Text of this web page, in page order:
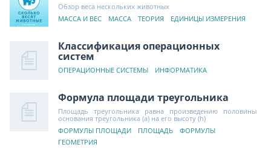
Обзор веса нескольких животных
МАССА И ВЕС
МАССА ТЕОРИЯ ЕДИНИЦЫ ИЗМЕРЕНИЯ
Классификация операционных
систем
ОПЕРАЦИОННЫЕ СИСТЕМЫ ИНФОРМАТИКА
Формула площади треугольника
Площадь треугольника равна произведению половины
основания треугольника (a) на его высоту (h)
ФОРМУЛЫ ПЛОЩАДИ
ПЛОЩАДЬ
ФОРМУЛЫ
ГЕОМЕТРИЯ